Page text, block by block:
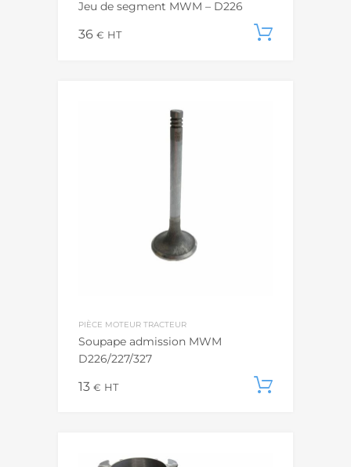
Jeu de segment MWM – D226
36 € HT
PIÈCE MOTEUR TRACTEUR
Soupape admission MWM
D226/227/327
13 € HT